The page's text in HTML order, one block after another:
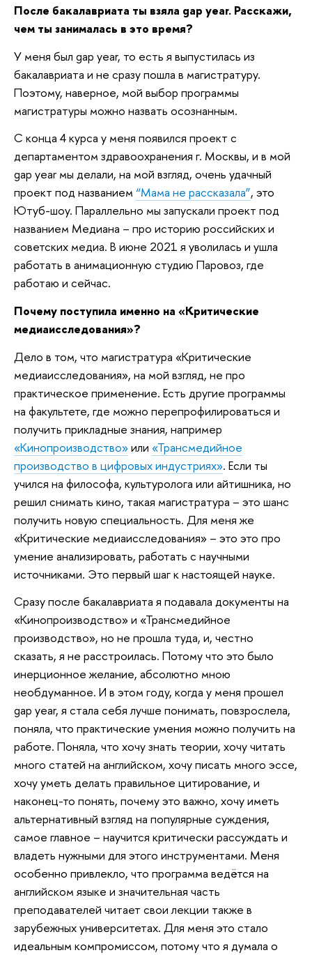
После бакалавриата ты взяла gap year. Расскажи,
чем ты занималась в это время?
У меня был gap year, то есть я выпустилась из
бакалавриата и не сразу пошла в магистратуру.
Поэтому, наверное, мой выбор программы
магистратуры можно назвать осознанным.
С конца 4 курса у меня появился проект с
департаментом здравоохранения г. Москвы, и в мой
gap year мы делали, на мой взгляд, очень удачный
проект под названием “Мама не рассказала”, это
Ютуб-шоу. Параллельно мы запускали проект под
названием Медиана – про историю российских и
советских медиа. В июне 2021 я уволилась и ушла
работать в анимационную студию Паровоз, где
работаю и сейчас.
Почему поступила именно на «Критические
медиаисследования»?
Дело в том, что магистратура «Критические
медиаисследования», на мой взгляд, не про
практическое применение. Есть другие программы
на факультете, где можно перепрофилироваться и
получить прикладные знания, например
«Кинопроизводство»или «Трансмедийное
производство в цифровых индустриях». Если ты
учился на философа, культуролога или айтишника, но
решил снимать кино, такая магистратура – это шанс
получить новую специальность. Для меня же
«Критические медиаисследования» – это это про
умение анализировать, работать с научными
источниками. Это первый шаг к настоящей науке.
Сразу после бакалавриата я подавала документы на
«Кинопроизводство» и «Трансмедийное
производство», но не прошла туда, и, честно
сказать, я не расстроилась. Потому что это было
инерционное желание, абсолютно мною
необдуманное. И в этом году, когда у меня прошел
gap year, я стала себя лучше понимать, повзрослела,
поняла, что практические умения можно получить на
работе. Поняла, что хочу знать теории, хочу читать
много статей на английском, хочу писать много эссе,
хочу уметь делать правильное цитирование, и
наконец-то понять, почему это важно, хочу иметь
альтернативный взгляд на популярные суждения,
самое главное – научится критически рассуждать и
владеть нужными для этого инструментами. Меня
особенно привлекло, что программа ведётся на
английском языке и значительная часть
преподавателей читает свои лекции также в
зарубежных университетах. Для меня это стало
идеальным компромиссом, потому что я думала о